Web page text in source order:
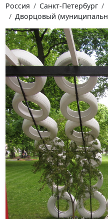
Россия Санкт-Петербург
Дворцовый